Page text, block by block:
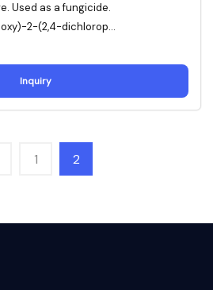
Used as a fungicide.
2-(2,4-dichlorop...
Inquiry
1 2